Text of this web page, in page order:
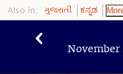
Also in: ગુજરાતી ಕನ್ನಡ
November